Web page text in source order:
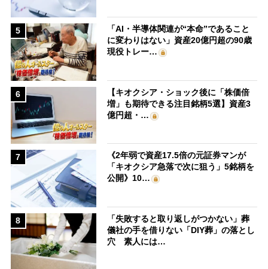
5
「AI・半導体関連が“本命”であること
に変わりはない」資産20億円超の90歳
現役トレー…
6
【キオクシア・ショック後に「株価倍
増」も期待できる注目銘柄5選】資産3
億円超・…
7
《2年弱で資産17.5倍の元証券マンが
「キオクシア急落で次に狙う」5銘柄を
公開》10…
8
「失敗すると取り返しがつかない」葬
儀社の手を借りない「DIY葬」の落とし
穴 素人には…